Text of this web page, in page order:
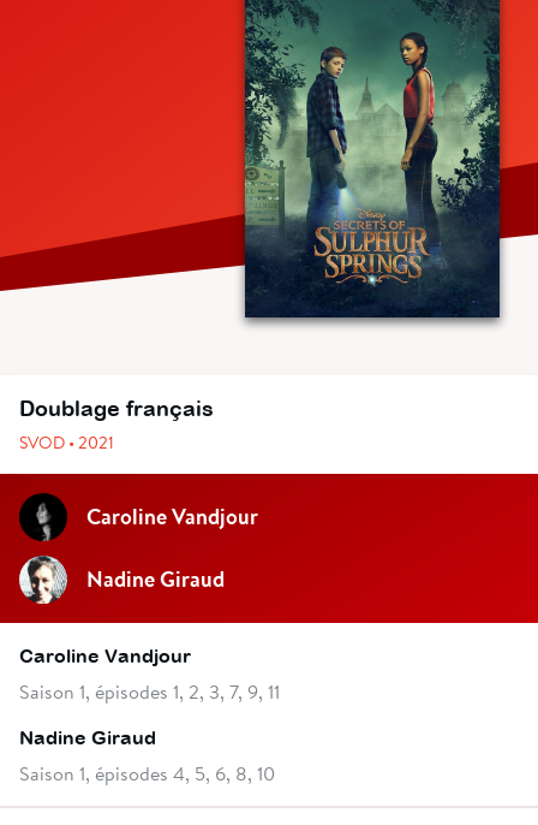
Doublage français
SVOD • 2021
Caroline Vandjour
Nadine Giraud
Caroline Vandjour
Saison 1, épisodes 1, 2, 3, 7, 9, 11
Nadine Giraud
Saison 1, épisodes 4, 5, 6, 8, 10